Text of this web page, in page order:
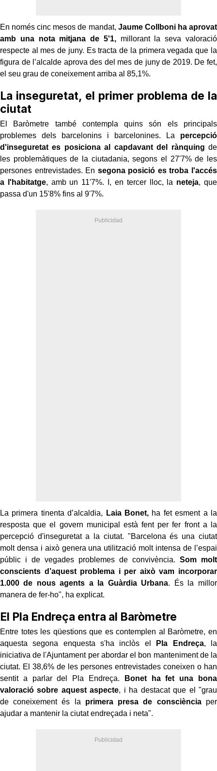
En només cinc mesos de mandat, Jaume Collboni ha aprovat
amb una nota mitjana de 5'1,millorant la seva valoració
respecte al mes de juny. Es tracta de la primera vegada que la
figura de l’alcalde aprova des del mes de juny de 2019. De fet,
el seu grau de coneixement arriba al 85,1%.
La inseguretat, el primer problema de la
ciutat
El Baròmetre també contempla quins són els principals
problemes dels barcelonins i barcelonines. La percepció
d'inseguretat es posiciona al capdavant del rànquing de
les problemàtiques de la ciutadania, segons el 27'7% de les
persones entrevistades. En segona posició es troba l'accés
a l'habitatge, amb un 11'7%. I, en tercer lloc, la neteja, que
passa d'un 15'8% fins al 9'7%.
La primera tinenta d’alcaldia, Laia Bonet,ha fet esment a la
resposta que el govern municipal està fent per fer front a la
percepció d'inseguretat a la ciutat. "Barcelona és una ciutat
molt densa i això genera una utilització molt intensa de l’espai
públic i de vegades problemes de convivència. Som molt
conscients d’aquest problema i per això vam incorporar
1.000 de nous agents a la Guàrdia Urbana. És la millor
manera de fer-ho", ha explicat.
El Pla Endreça entra al Baròmetre
Entre totes les qüestions que es contemplen al Baròmetre, en
aquesta segona enquesta s'ha inclòs el
Pla Endreça, la
iniciativa de l'Ajuntament per abordar el bon manteniment de la
ciutat. El 38,6% de les persones entrevistades coneixen o han
sentit a parlar del Pla Endreça.
Bonet ha fet una bona
valoració sobre aquest aspecte, i ha destacat que el "grau
de coneixement és la primera presa de consciènciaper
ajudar a mantenir la ciutat endreçada i neta".